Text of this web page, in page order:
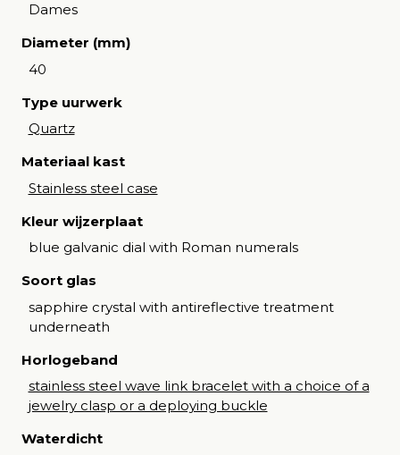
Dames
Diameter (mm)
40
Type uurwerk
Quartz
Materiaal kast
Stainless steel case
Kleur wijzerplaat
blue galvanic dial with Roman numerals
Soort glas
sapphire crystal with antireflective treatment
underneath
Horlogeband
stainless steel wave link bracelet with a choice of a
jewelry clasp or a deploying buckle
Waterdicht